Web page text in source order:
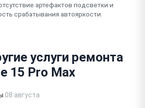
артефактов подсветки и
срабатывания автояркости.
услуги ремонта
15 Pro Max
08 августа